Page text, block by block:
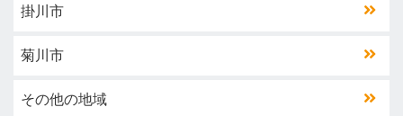
掛川市
菊川市
その他の地域